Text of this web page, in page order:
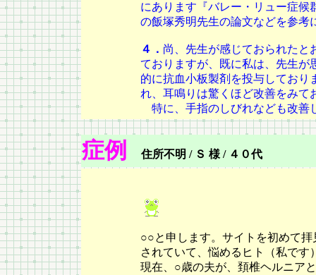
にあります『バレー・リュー症候
の飯塚秀明先生の論文などを参考
４． 尚、先生が感じておられたと
ておりますが、既に私は、先生が
的に抗血小板製剤を投与しており
れ、耳鳴りは驚くほど改善をみて
特に、手指のしびれなども改善
症例 住所不明 / Ｓ 様 / ４０代
○○と申します。サイトを初めて
されていて、悩めるヒト（私です
現在、○歳の夫が、頚椎ヘルニア